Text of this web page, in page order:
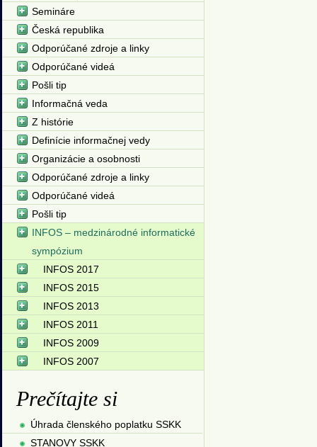
Semináre
Česká republika
Odporúčané zdroje a linky
Odporúčané videá
Pošli tip
Informačná veda
Z histórie
Definície informačnej vedy
Organizácie a osobnosti
Odporúčané zdroje a linky
Odporúčané videá
Pošli tip
INFOS – medzinárodné informatické
sympózium
INFOS 2017
INFOS 2015
INFOS 2013
INFOS 2011
INFOS 2009
INFOS 2007
Prečítajte si
Úhrada členského poplatku SSKK
STANOVY SSKK